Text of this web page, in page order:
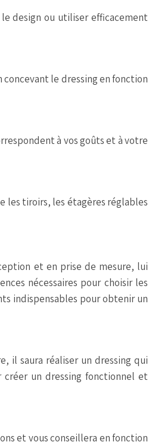
le design ou utiliser efficacement
concevant le dressing en fonction
à vos goûts et à votre
les tiroirs, les étagères réglables
et en prise de mesure, lui
nécessaires pour choisir les
indispensables pour obtenir un
il saura réaliser un dressing qui
un dressing fonctionnel et
et vous conseillera en fonction